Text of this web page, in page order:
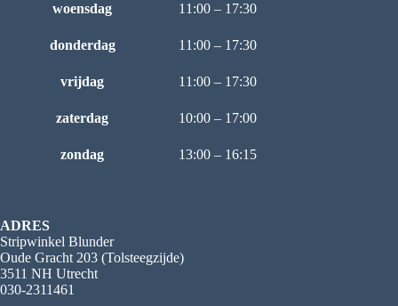
woensdag 11:00 – 17:30
donderdag 11:00 – 17:30
vrijdag 11:00 – 17:30
zaterdag 10:00 – 17:00
zondag 13:00 – 16:15
ADRES
Stripwinkel Blunder
Oude Gracht 203 (Tolsteegzijde)
3511 NH Utrecht
030-2311461